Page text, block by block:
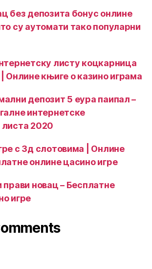
без депозита бонус онлине
су аутомати тако популарни
листу коцкарница
Онлине књиге о казино играма
депозит 5 еура паипал –
интернетске
2020
с 3д слотовима | Онлине
онлине цасино игре
прави новац – Бесплатне
игре